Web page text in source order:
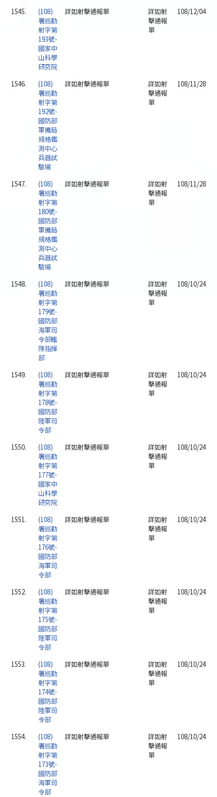
1545.
(108)
署巡勤
射字第
193號-
國家中
山科學
研究院
詳如射擊通報單
詳如射
擊通報
單
108/12/04
1546.
(108)
署巡勤
射字第
192號-
國防部
軍備局
規格鑑
測中心
兵器試
驗場
詳如射擊通報單
詳如射
擊通報
單
108/11/28
1547.
(108)
署巡勤
射字第
180號-
國防部
軍備局
規格鑑
測中心
兵器試
驗場
詳如射擊通報單
詳如射
擊通報
單
108/11/28
1548.
(108)
署巡勤
射字第
179號-
國防部
海軍司
令部艦
隊指揮
部
詳如射擊通報單
詳如射
擊通報
單
108/10/24
1549.
(108)
署巡勤
射字第
178號-
國防部
陸軍司
令部
詳如射擊通報單
詳如射
擊通報
單
108/10/24
1550.
(108)
署巡勤
射字第
177號-
國家中
山科學
研究院
詳如射擊通報單
詳如射
擊通報
單
108/10/24
1551.
(108)
署巡勤
射字第
176號-
國防部
海軍司
令部
詳如射擊通報單
詳如射
擊通報
單
108/10/24
1552.
(108)
署巡勤
射字第
175號-
國防部
陸軍司
令部
詳如射擊通報單
詳如射
擊通報
單
108/10/24
1553.
(108)
署巡勤
射字第
174號-
國防部
陸軍司
令部
詳如射擊通報單
詳如射
擊通報
單
108/10/24
1554.
(108)
署巡勤
射字第
173號-
國防部
海軍司
令部
詳如射擊通報單
詳如射
擊通報
單
108/10/24